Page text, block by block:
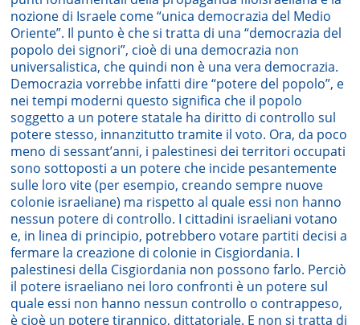
nozione di Israele come “unica democrazia del Medio
Oriente”. Il punto è che si tratta di una “democrazia del
popolo dei signori”, cioè di una democrazia non
universalistica, che quindi non è una vera democrazia.
Democrazia vorrebbe infatti dire “potere del popolo”, e
nei tempi moderni questo significa che il popolo
soggetto a un potere statale ha diritto di controllo sul
potere stesso, innanzitutto tramite il voto. Ora, da poco
meno di sessant’anni, i palestinesi dei territori occupati
sono sottoposti a un potere che incide pesantemente
sulle loro vite (per esempio, creando sempre nuove
colonie israeliane) ma rispetto al quale essi non hanno
nessun potere di controllo. I cittadini israeliani votano
e, in linea di principio, potrebbero votare partiti decisi a
fermare la creazione di colonie in Cisgiordania. I
palestinesi della Cisgiordania non possono farlo. Perciò
il potere israeliano nei loro confronti è un potere sul
quale essi non hanno nessun controllo o contrappeso,
è cioè un potere tirannico, dittatoriale. E non si tratta di